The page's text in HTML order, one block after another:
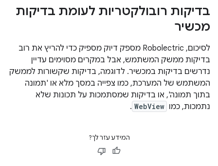
בדיקות רובולקטריות לעומת בדיקות
מכשיר
לסיכום, Robolectric מספק דיוק מספיק כדי להריץ את רוב
בדיקות ממשק המשתמש, אבל במקרים מסוימים עדיין
נדרשים בדיקות במכשיר. לדוגמה, בדיקות שקשורות לממשק
המשתמש של המערכת, כמו צפייה במסך מלא או 'תמונה
בתוך תמונה', או בדיקות שמסתמכות על תכונות שלא
נתמכות, כמו WebView
.
המידע עזר לך?